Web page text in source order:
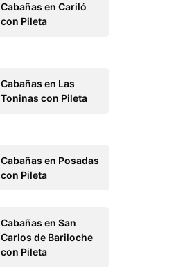
Cabañas en Cariló
con Pileta
Cabañas en Las
Toninas con Pileta
Cabañas en Posadas
con Pileta
Cabañas en San
Carlos de Bariloche
con Pileta